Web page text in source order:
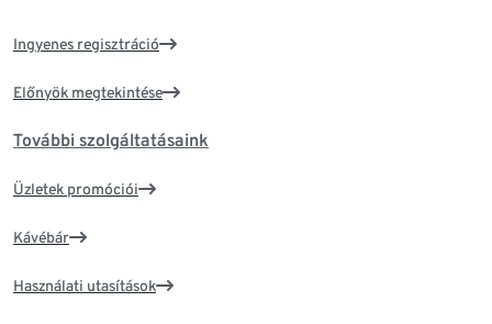
Ingyenes regisztráció
Előnyök megtekintése
További szolgáltatásaink
Üzletek promóciói
Kávébár
Használati utasítások